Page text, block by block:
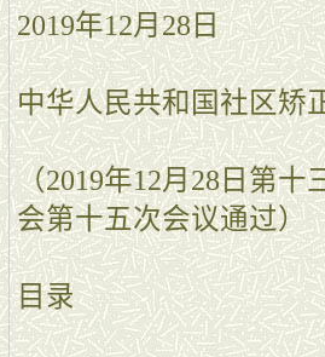
2019年12月28日
中华人民共和国社区矫
（2019年12月28日第
会第十五次会议通过）
目录